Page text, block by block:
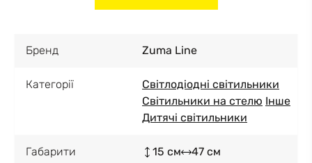
Бренд Zuma Line
Категорії
Світлодіодні світильники
Світильники на стелю Інше
Дитячі світильники
Габарити 15 см 47 см